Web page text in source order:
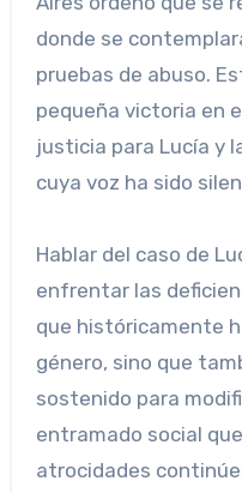
donde se
pruebas de abuso.
pequeña victoria en
justicia para Lucía y
cuya voz ha sido
Hablar del caso de
enfrentar las
que históricamente
género, sino que
sostenido para
entramado social
atrocidades